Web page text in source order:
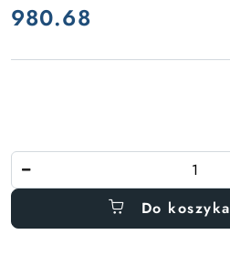
Cena:
980.68
Do koszyka